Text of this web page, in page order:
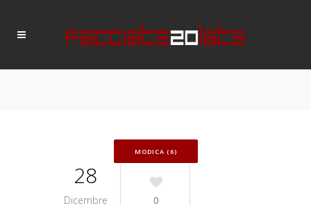
MODICA (6)
28
Dicembre 0